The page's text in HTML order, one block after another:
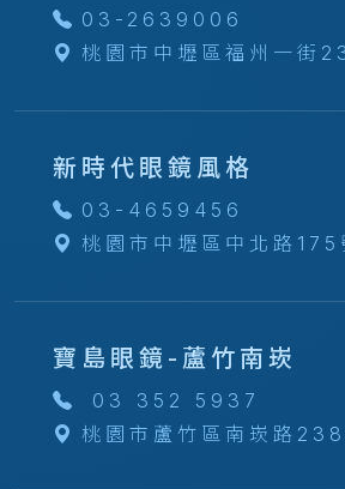
03-2639006
桃園市中壢區福州一街
新時代眼鏡風格
03-4659456
桃園市中壢區中北路175
寶島眼鏡-蘆竹南崁
03 352 5937
桃園市蘆竹區南崁路